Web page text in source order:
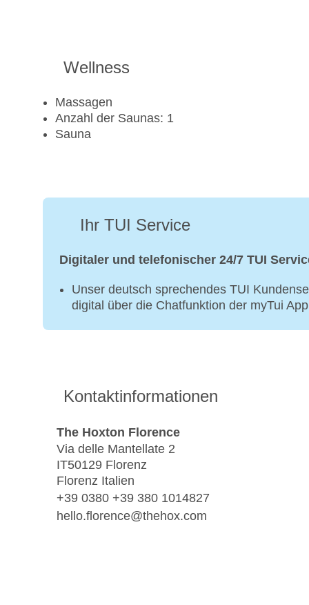
Wellness
Massagen
Anzahl der Saunas: 1
Sauna
Ihr TUI Service
Digitaler und telefonischer 24/7 TUI
Unser deutsch sprechendes TUI
digital über die Chatfunktion der myTui
Kontaktinformationen
The Hoxton Florence
Via delle Mantellate 2
IT50129 Florenz
Florenz Italien
+39 0380 +39 380 1014827
hello.florence@thehox.com